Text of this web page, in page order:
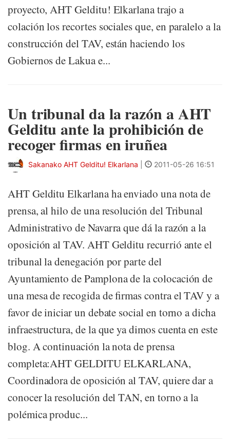
proyecto, AHT Gelditu! Elkarlana trajo a
colación los recortes sociales que, en paralelo a la
construcción del TAV, están haciendo los
Gobiernos de Lakua e...
Un tribunal da la razón a AHT
Gelditu ante la prohibición de
recoger firmas en iruñea
Sakanako AHT Gelditu! Elkarlana 2011-05-26 16:51
AHT Gelditu Elkarlana ha enviado una nota de
prensa, al hilo de una resolución del Tribunal
Administrativo de Navarra que dá la razón a la
oposición al TAV. AHT Gelditu recurrió ante el
tribunal la denegación por parte del
Ayuntamiento de Pamplona de la colocación de
una mesa de recogida de firmas contra el TAV y a
favor de iniciar un debate social en torno a dicha
infraestructura, de la que ya dimos cuenta en este
blog. A continuación la nota de prensa
completa:AHT GELDITU ELKARLANA,
Coordinadora de oposición al TAV, quiere dar a
conocer la resolución del TAN, en torno a la
polémica produc...